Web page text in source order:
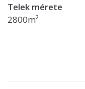
Telek mérete
2800m²